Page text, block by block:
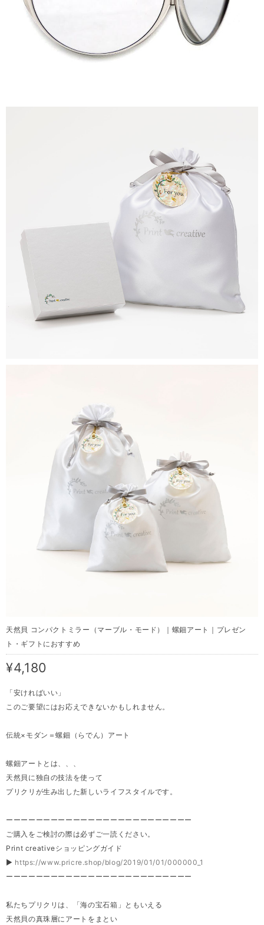
天然貝 コンパクトミラー（マーブル・モード）｜螺鈿アート｜プレゼン
ト・ギフトにおすすめ
¥4,180
「安ければいい」
このご要望にはお応えできないかもしれません。
伝統×モダン＝螺鈿（らでん）アート
螺鈿アートとは、、、
天然貝に独自の技法を使って
プリクリが生み出した新しいライフスタイルです。
ーーーーーーーーーーーーーーーーーーーーーーーーー
ご購入をご検討の際は必ずご一読ください。
Print creativeショッピングガイド
▶ https://www.pricre.shop/blog/2019/01/01/000000_1
ーーーーーーーーーーーーーーーーーーーーーーーーー
私たちプリクリは、「海の宝石箱」ともいえる
天然貝の真珠層にアートをまとい